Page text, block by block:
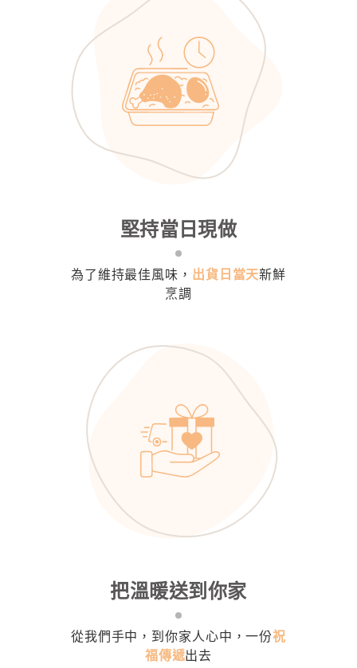
堅持當日現做
為了維持最佳風味， 出貨日當天新鮮
烹調
把溫暖送到你家
從我們手中，到你家人心中，一份祝
福傳遞出去